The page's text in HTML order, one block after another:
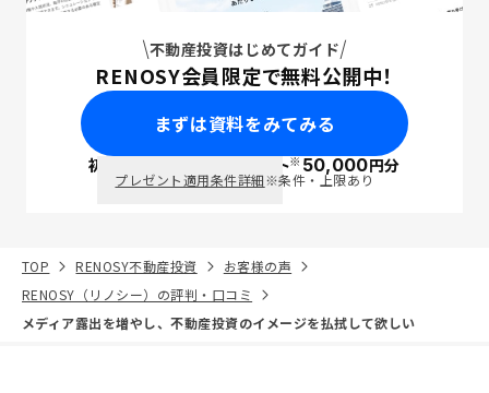
不動産投資はじめてガイド
RENOSY会員限定で無料公開中！
まずは資料をみてみる
初回面談で ポイント※50,000円分
プレゼント適用条件詳細※条件・上限あり
TOP RENOSY不動産投資
お客様の声
RENOSY（リノシー）の評判・口コミ
メディア露出を増やし、不動産投資のイメージを払拭して欲しい